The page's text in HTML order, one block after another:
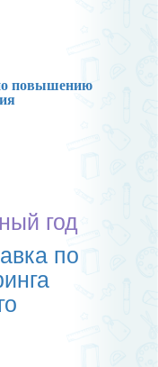
повышению
год
по